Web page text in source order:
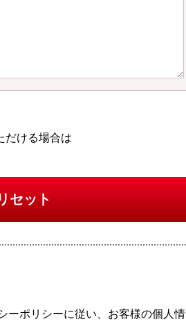
だける場合は
セット
ーポリシーに従い、お客様の個人情